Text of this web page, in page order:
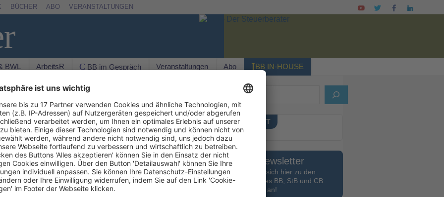
BÜCHER ABO VERANSTALTUNGEN
BWL ArbeitsR C BB im Gespräch Veranstaltungen Abo IBB IN-HOUSE
ein Update des Lease Standards Topic 842
den Abzinsungssätzen von Leasingnehmern,
Implementierungskosten des Standards für
Nutzen für Adressanten erhalten bleiben. Das
AKTUELLES HEFT
Newsletter
Melden Sie sich hier zu den
Newslettern des BB, StB und CB
an!